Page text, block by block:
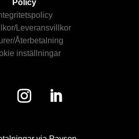
Policy
Leveransvillkor
Återbetalning
inställningar